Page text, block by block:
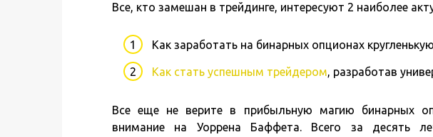
Все, кто замешан в трейдинге, интересуют 2 наиболее
Как заработать на бинарных опционах
Как стать успешным трейдером, разработав
Все еще не верите в прибыльную магию бинарных
внимание на Уоррена Баффета. Всего за десять